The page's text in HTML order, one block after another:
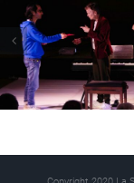
MANGE &
au 12 fév